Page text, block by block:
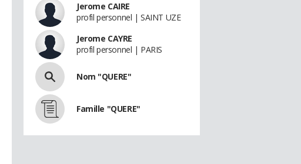
Jerome CAIRE
profil personnel | SAINT UZE
Jerome CAYRE
profil personnel | PARIS
Nom "QUERE"
Famille "QUERE"